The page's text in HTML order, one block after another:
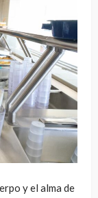
y el alma de